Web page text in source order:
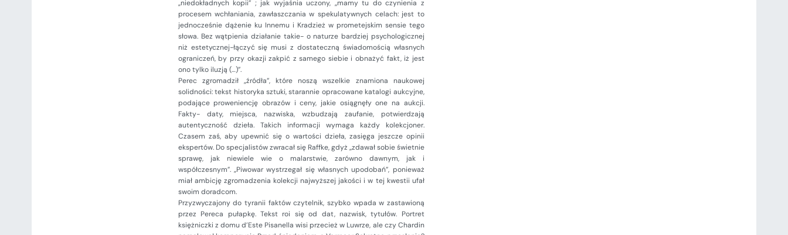
„niedokładnych kopii” ; jak wyjaśnia uczony, „mamy tu do czynienia z
procesem wchłaniania, zawłaszczania w spekulatywnych celach: jest to
jednocześnie dążenie ku Innemu i Kradzież w prometejskim sensie tego
słowa. Bez wątpienia działanie takie- o naturze bardziej psychologicznej
niż estetycznej-łączyć się musi z dostateczną świadomością własnych
ograniczeń, by przy okazji zakpić z samego siebie i obnażyć fakt, iż jest
ono tylko iluzją (…)”.
Perec zgromadził „źródła”, które noszą wszelkie znamiona naukowej
solidności: tekst historyka sztuki, starannie opracowane katalogi aukcyjne,
podające proweniencję obrazów i ceny, jakie osiągnęły one na aukcji.
Fakty- daty, miejsca, nazwiska, wzbudzają zaufanie, potwierdzają
autentyczność dzieła. Takich informacji wymaga każdy kolekcjoner.
Czasem zaś, aby upewnić się o wartości dzieła, zasięga jeszcze opinii
ekspertów. Do specjalistów zwracał się Raffke, gdyż „zdawał sobie świetnie
sprawę, jak niewiele wie o malarstwie, zarówno dawnym, jak i
współczesnym”. „Piwowar wystrzegał się własnych upodobań”, ponieważ
miał ambicję zgromadzenia kolekcji najwyższej jakości i w tej kwestii ufał
swoim doradcom.
Przyzwyczajony do tyranii faktów czytelnik, szybko wpada w zastawioną
przez Pereca pułapkę. Tekst roi się od dat, nazwisk, tytułów. Portret
księżniczki z domu d’Este Pisanella wisi przecież w Luwrze, ale czy Chardin